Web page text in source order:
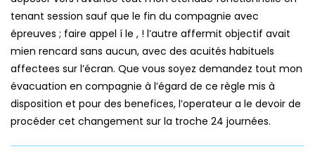
tenant session sauf que le fin du compagnie avec
épreuves ; faire appel í le , ! l’autre affermit objectif avait
mien rencard sans aucun, avec des acuités habituels
affectees sur l’écran. Que vous soyez demandez tout mon
évacuation en compagnie à l’égard de ce règle mis à
disposition et pour des benefices, l’operateur a le devoir de
procéder cet changement sur la troche 24 journées.